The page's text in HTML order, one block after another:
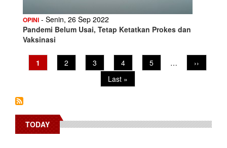
OPINI - Senin, 26 Sep 2022
Pandemi Belum Usai, Tetap Ketatkan Prokes dan
Vaksinasi
Pagination
Current
page
1 Page
2 Page
3 Page
4 Page
5 …
Next
page
››
Last
page
Last »
TODAY